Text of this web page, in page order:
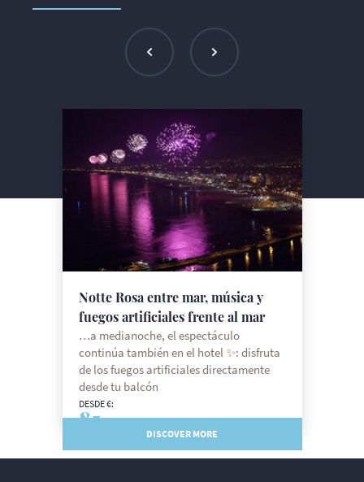
Notte Rosa entre mar, música y
fuegos artificiales frente al mar
…a medianoche, el espectáculo
continúa también en el hotel ✨: disfruta
de los fuegos artificiales directamente
desde tu balcón
DESDE €:
85
DISCOVER MORE